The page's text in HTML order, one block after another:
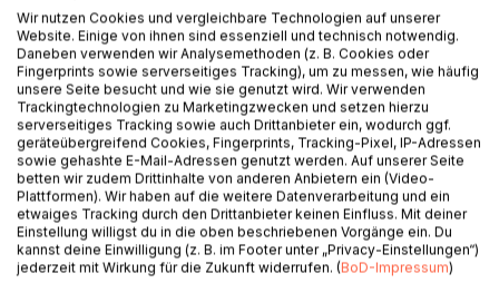
Auf die Merkliste
Titel bewerten
BESCHREIBUNG
Müde, trockene, brennende und juckende Augen kennt
Wir nutzen Cookies und vergleichbare Technologien auf unserer
Website. Einige von ihnen sind essenziell und technisch notwendig.
Daneben verwenden wir Analysemethoden (z. B. Cookies oder
Fingerprints sowie serverseitiges Tracking), um zu messen, wie häufig
unsere Seite besucht und wie sie genutzt wird. Wir verwenden
Trackingtechnologien zu Marketingzwecken und setzen hierzu
serverseitiges Tracking sowie auch Drittanbieter ein, wodurch ggf.
geräteübergreifend Cookies, Fingerprints, Tracking-Pixel, IP-Adressen
sowie gehashte E-Mail-Adressen genutzt werden. Auf unserer Seite
betten wir zudem Drittinhalte von anderen Anbietern ein (Video-
Plattformen). Wir haben auf die weitere Datenverarbeitung und ein
etwaiges Tracking durch den Drittanbieter keinen Einfluss. Mit deiner
Einstellung willigst du in die oben beschriebenen Vorgänge ein. Du
kannst deine Einwilligung (z. B. im Footer unter „Privacy-Einstellungen“)
jederzeit mit Wirkung für die Zukunft widerrufen. (BoD-Impressum)